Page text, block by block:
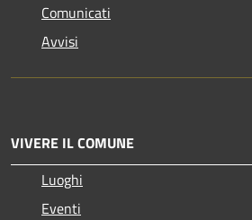
Comunicati
Avvisi
VIVERE IL COMUNE
Luoghi
Eventi